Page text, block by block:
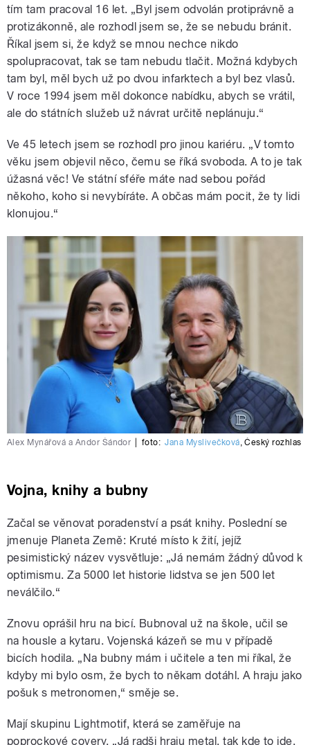
tím tam pracoval 16 let. „Byl jsem odvolán protiprávně a
protizákonně, ale rozhodl jsem se, že se nebudu bránit.
Říkal jsem si, že když se mnou nechce nikdo
spolupracovat, tak se tam nebudu tlačit. Možná kdybych
tam byl, měl bych už po dvou infarktech a byl bez vlasů.
V roce 1994 jsem měl dokonce nabídku, abych se vrátil,
ale do státních služeb už návrat určitě neplánuju.“
Ve 45 letech jsem se rozhodl pro jinou kariéru. „V tomto
věku jsem objevil něco, čemu se říká svoboda. A to je tak
úžasná věc! Ve státní sféře máte nad sebou pořád
někoho, koho si nevybíráte. A občas mám pocit, že ty lidi
klonujou.“
Alex Mynářová a Andor Šándor foto: Jana Myslivečková,Český rozhlas
Vojna, knihy a bubny
Začal se věnovat poradenství a psát knihy. Poslední se
jmenuje Planeta Země: Kruté místo k žití, jejíž
pesimistický název vysvětluje: „Já nemám žádný důvod k
optimismu. Za 5000 let historie lidstva se jen 500 let
neválčilo.“
Znovu oprášil hru na bicí. Bubnoval už na škole, učil se
na housle a kytaru. Vojenská kázeň se mu v případě
bicích hodila. „Na bubny mám i učitele a ten mi říkal, že
kdyby mi bylo osm, že bych to někam dotáhl. A hraju jako
pošuk s metronomen,“ směje se.
Mají skupinu Lightmotif, která se zaměřuje na
poprockové covery. „Já radši hraju metal, tak kde to jde,